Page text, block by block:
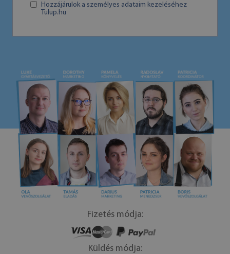
Hozzájárulok a személyes adataim kezeléséhez
Tulup.hu
Fizetés módja:
Küldés módja: